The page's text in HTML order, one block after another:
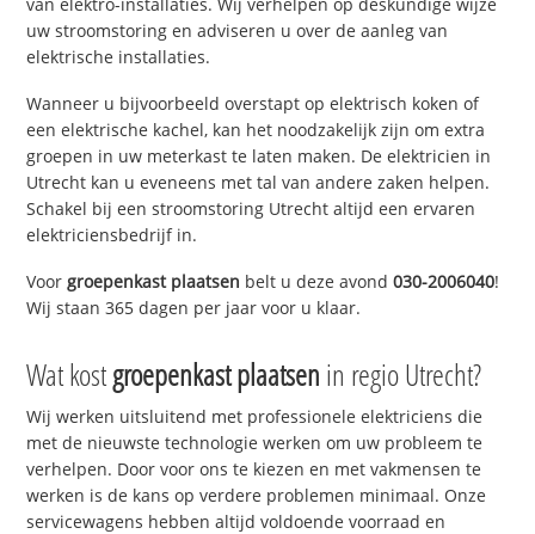
van elektro-installaties. Wij verhelpen op deskundige wijze
uw stroomstoring en adviseren u over de aanleg van
elektrische installaties.
Wanneer u bijvoorbeeld overstapt op elektrisch koken of
een elektrische kachel, kan het noodzakelijk zijn om extra
groepen in uw meterkast te laten maken. De elektricien in
Utrecht kan u eveneens met tal van andere zaken helpen.
Schakel bij een stroomstoring Utrecht altijd een ervaren
elektriciensbedrijf in.
Voorgroepenkast plaatsen belt u deze avond030-2006040!
Wij staan 365 dagen per jaar voor u klaar.
Wat kostgroepenkast plaatsen in regio Utrecht?
Wij werken uitsluitend met professionele elektriciens die
met de nieuwste technologie werken om uw probleem te
verhelpen. Door voor ons te kiezen en met vakmensen te
werken is de kans op verdere problemen minimaal. Onze
servicewagens hebben altijd voldoende voorraad en